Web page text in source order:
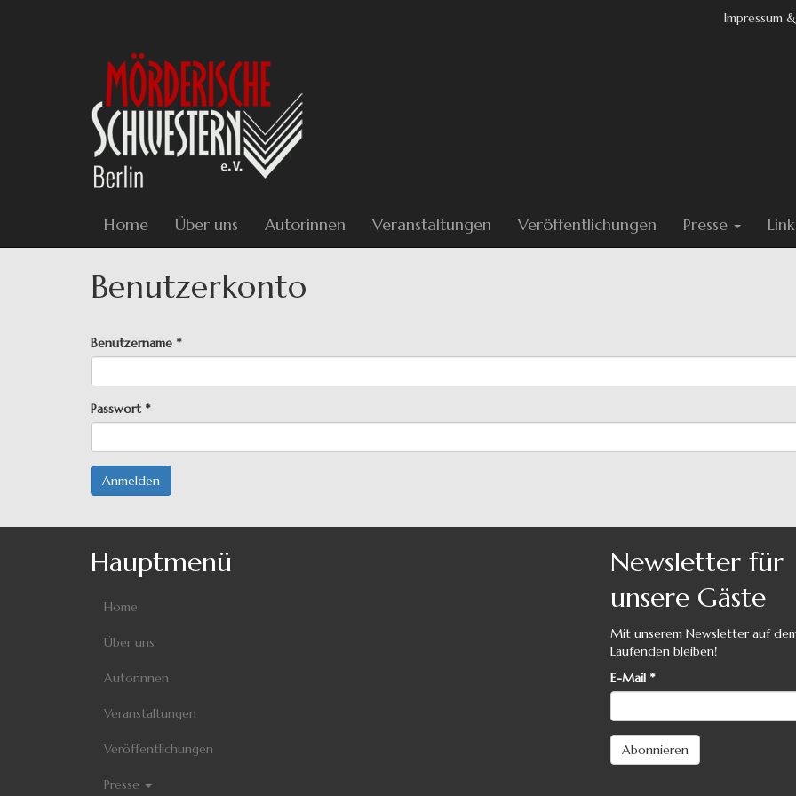
Impressum
Home Über uns Autorinnen Veranstaltungen Veröffentlichungen Presse
Benutzerkonto
Haupt-
Reiter
Benutzername *
Passwort *
Anmelden
Hauptmenü
Home
Über uns
Autorinnen
Veranstaltungen
Veröffentlichungen
Presse
Newsletter für
unsere Gäste
Mit unserem Newsletter auf
Laufenden bleiben!
E-Mail *
Abonnieren